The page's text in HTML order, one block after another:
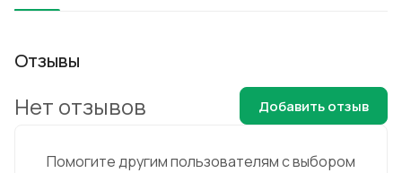
Отзывы
Помогите другим пользователям с выбором
Нет отзывов Добавить отзыв